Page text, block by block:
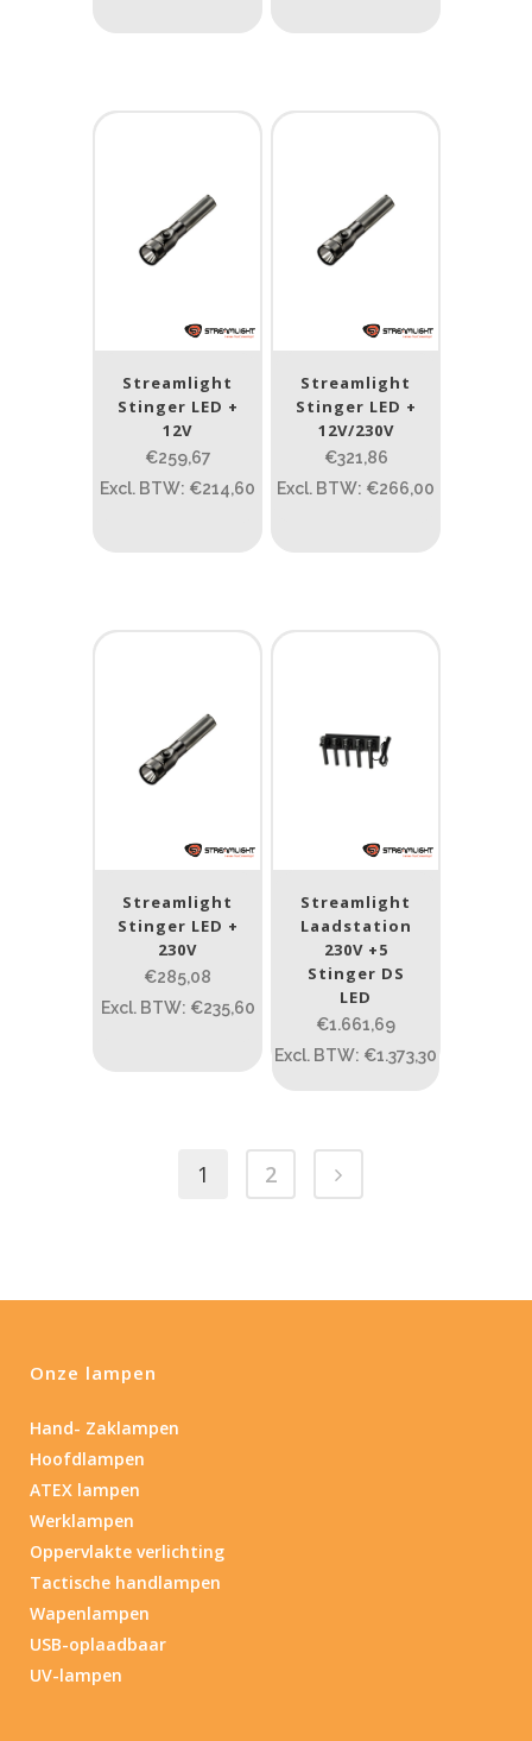
Streamlight
Stinger LED +
12V
€259,67
Excl. BTW: €214,60
Streamlight
Stinger LED +
12V/230V
€321,86
Excl. BTW: €266,00
Streamlight
Stinger LED +
230V
€285,08
Excl. BTW: €235,60
Streamlight
Laadstation
230V +5
Stinger DS
LED
€1.661,69
Excl. BTW: €1.373,30
1 2
Onze lampen
Hand- Zaklampen
Hoofdlampen
ATEX lampen
Werklampen
Oppervlakte verlichting
Tactische handlampen
Wapenlampen
USB-oplaadbaar
UV-lampen